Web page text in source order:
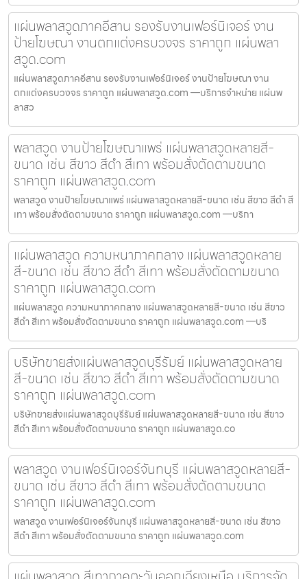
แผ่นพลาสวูดภาคอีสาน รองรับงานเฟอร์นิเจอร์ งาน
ป้ายโฆษณา งานตกแต่งครบวงจร ราคาถูก แผ่นพลา
สวูด.com
แผ่นพลาสวูดภาคอีสาน รองรับงานเฟอร์นิเจอร์ งานป้ายโฆษณา งาน
ตกแต่งครบวงจร ราคาถูก แผ่นพลาสวูด.com —บริการจำหน่าย แผ่นพ
ลาสว
พลาสวูด งานป้ายโฆษณาแพร่ แผ่นพลาสวูดหลายสี-
ขนาด เช่น สีขาว สีดำ สีเทา พร้อมสั่งตัดตามขนาด
ราคาถูก แผ่นพลาสวูด.com
พลาสวูด งานป้ายโฆษณาแพร่ แผ่นพลาสวูดหลายสี-ขนาด เช่น สีขาว สีดำ สี
เทา พร้อมสั่งตัดตามขนาด ราคาถูก แผ่นพลาสวูด.com —บริกา
แผ่นพลาสวูด ความหนาภาคกลาง แผ่นพลาสวูดหลาย
สี-ขนาด เช่น สีขาว สีดำ สีเทา พร้อมสั่งตัดตามขนาด
ราคาถูก แผ่นพลาสวูด.com
แผ่นพลาสวูด ความหนาภาคกลาง แผ่นพลาสวูดหลายสี-ขนาด เช่น สีขาว
สีดำ สีเทา พร้อมสั่งตัดตามขนาด ราคาถูก แผ่นพลาสวูด.com —บริ
บริษัทขายส่งแผ่นพลาสวูดบุรีรัมย์ แผ่นพลาสวูดหลาย
สี-ขนาด เช่น สีขาว สีดำ สีเทา พร้อมสั่งตัดตามขนาด
ราคาถูก แผ่นพลาสวูด.com
บริษัทขายส่งแผ่นพลาสวูดบุรีรัมย์ แผ่นพลาสวูดหลายสี-ขนาด เช่น สีขาว
สีดำ สีเทา พร้อมสั่งตัดตามขนาด ราคาถูก แผ่นพลาสวูด.co
พลาสวูด งานเฟอร์นิเจอร์จันทบุรี แผ่นพลาสวูดหลายสี-
ขนาด เช่น สีขาว สีดำ สีเทา พร้อมสั่งตัดตามขนาด
ราคาถูก แผ่นพลาสวูด.com
พลาสวูด งานเฟอร์นิเจอร์จันทบุรี แผ่นพลาสวูดหลายสี-ขนาด เช่น สีขาว
สีดำ สีเทา พร้อมสั่งตัดตามขนาด ราคาถูก แผ่นพลาสวูด.com